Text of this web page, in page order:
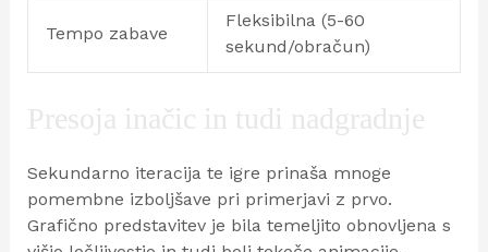
Tempo zabave
Fleksibilna (5-60
sekund/obračun)
Presoja inačic in tudi nadgradnje
Sekundarno iteracija te igre prinaša mnoge
pomembne izboljšave pri primerjavi z prvo.
Grafično predstavitev je bila temeljito obnovljena s